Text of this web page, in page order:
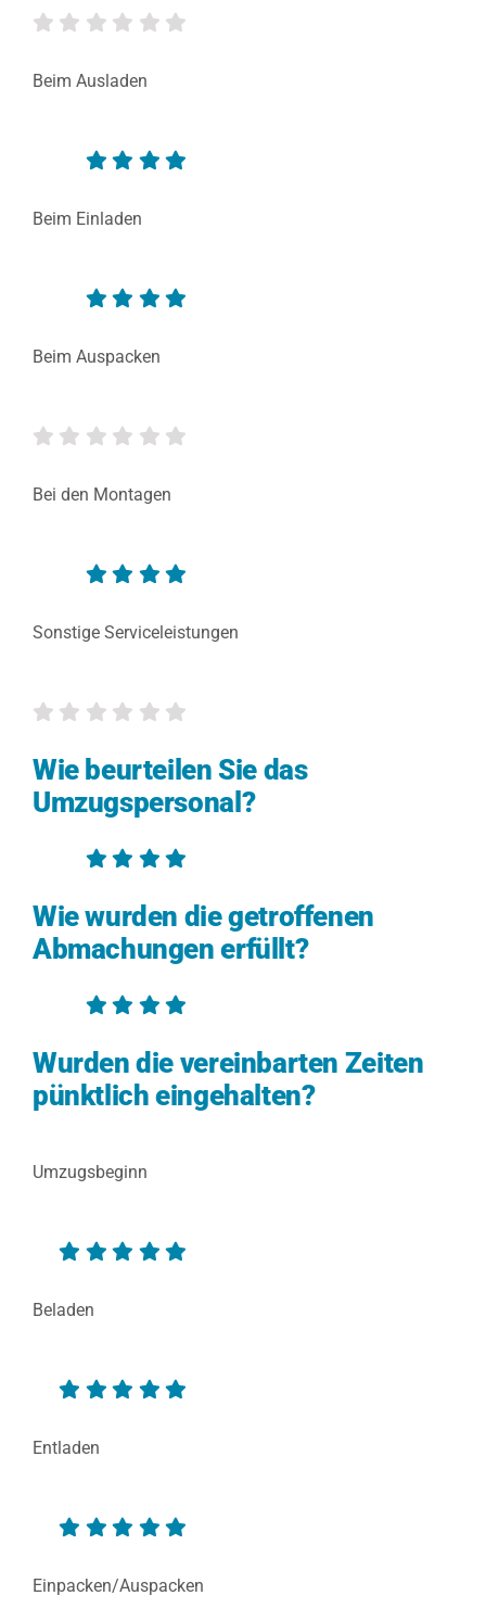
Beim Ausladen
Beim Einladen
Beim Auspacken
Bei den Montagen
Sonstige Serviceleistungen
Wie beurteilen Sie das
Umzugspersonal?
Wie wurden die getroffenen
Abmachungen erfüllt?
Wurden die vereinbarten Zeiten
pünktlich eingehalten?
Umzugsbeginn
Beladen
Entladen
Einpacken/Auspacken